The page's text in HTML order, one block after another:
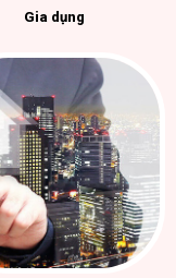
Gia dụng